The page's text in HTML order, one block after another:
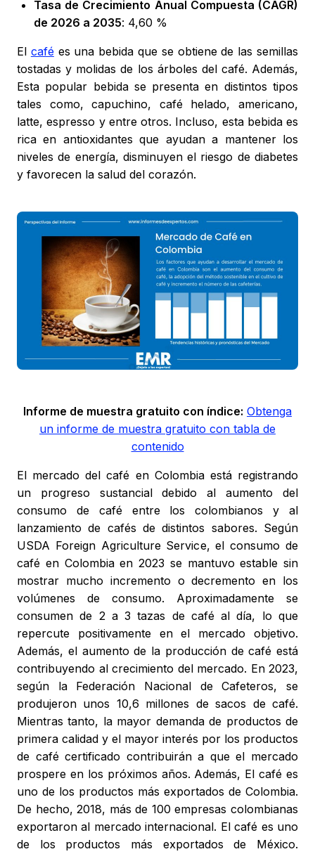
Tasa de Crecimiento Anual Compuesta (CAGR)
de 2026 a 2035: 4,60 %
El cafées una bebida que se obtiene de las semillas
tostadas y molidas de los árboles del café. Además,
Esta popular bebida se presenta en distintos tipos
tales como, capuchino, café helado, americano,
latte, espresso y entre otros. Incluso, esta bebida es
rica en antioxidantes que ayudan a mantener los
niveles de energía, disminuyen el riesgo de diabetes
y favorecen la salud del corazón.
Informe de muestra gratuito con índice: Obtenga
un informe de muestra gratuito con tabla de
contenido
El mercado del café en Colombia está registrando
un progreso sustancial debido al aumento del
consumo de café entre los colombianos y al
lanzamiento de cafés de distintos sabores. Según
USDA Foreign Agriculture Service, el consumo de
café en Colombia en 2023 se mantuvo estable sin
mostrar mucho incremento o decremento en los
volúmenes de consumo. Aproximadamente se
consumen de 2 a 3 tazas de café al día, lo que
repercute positivamente en el mercado objetivo.
Además, el aumento de la producción de café está
contribuyendo al crecimiento del mercado. En 2023,
según la Federación Nacional de Cafeteros, se
produjeron unos 10,6 millones de sacos de café.
Mientras tanto, la mayor demanda de productos de
primera calidad y el mayor interés por los productos
de café certificado contribuirán a que el mercado
prospere en los próximos años. Además, El café es
uno de los productos más exportados de Colombia.
De hecho, 2018, más de 100 empresas colombianas
exportaron al mercado internacional. El café es uno
de los productos más exportados de México.